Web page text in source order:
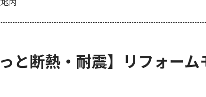
と断熱・耐震】リフォー